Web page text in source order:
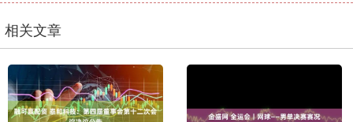
相关文章